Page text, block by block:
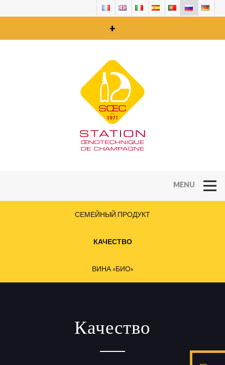
+
СЕМЕЙНЫЙ ПРОДУКТ
КАЧЕСТВО
ВИНА «БИО»
Качество